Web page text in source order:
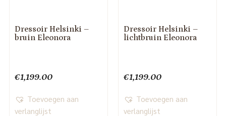
Dressoir Helsinki –
bruin Eleonora
€1,199.00
Toevoegen aan
verlanglijst
Dressoir Helsinki –
lichtbruin Eleonora
€1,199.00
Toevoegen aan
verlanglijst